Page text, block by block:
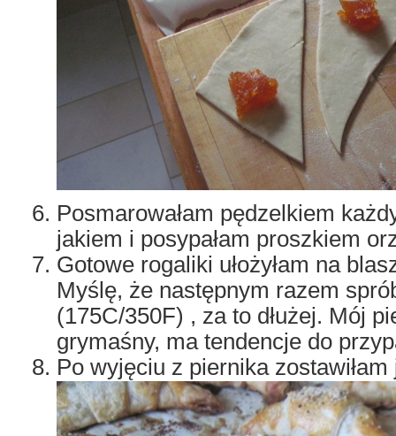
Posmarowałam pędzelkiem
jakiem i posypałam proszkiem
Gotowe rogaliki ułożyłam na
Myślę, że następnym razem
(175C/350F) , za to dłużej. Mój
grymaśny, ma tendencje do
Po wyjęciu z piernika